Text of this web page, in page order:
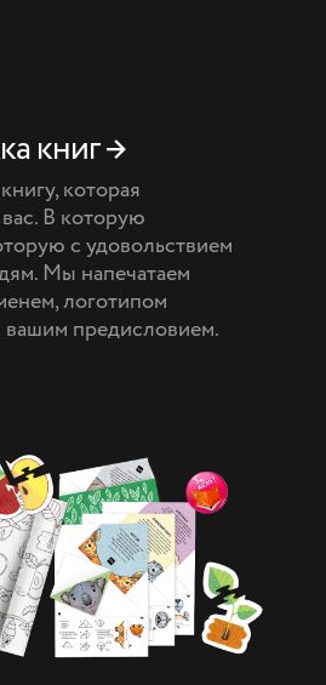
которая
В которую
с удовольствием
Мы напечатаем
логотипом
предисловием.
книг →